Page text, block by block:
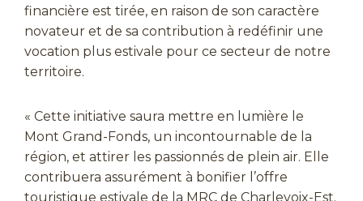
financière est tirée, en raison de son caractère
novateur et de sa contribution à redéfinir une
vocation plus estivale pour ce secteur de notre
territoire.
« Cette initiative saura mettre en lumière le
Mont Grand-Fonds, un incontournable de la
région, et attirer les passionnés de plein air. Elle
contribuera assurément à bonifier l’offre
touristique estivale de la MRC de Charlevoix-Est.